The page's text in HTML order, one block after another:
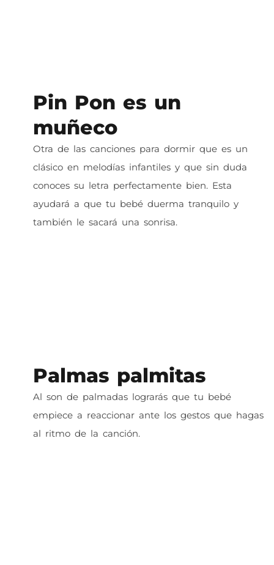
Pin Pon es un
muñeco
Otra de las canciones para dormir que es un
clásico en melodías infantiles y que sin duda
conoces su letra perfectamente bien. Esta
ayudará a que tu bebé duerma tranquilo y
también le sacará una sonrisa.
Palmas palmitas
Al son de palmadas lograrás que tu bebé
empiece a reaccionar ante los gestos que hagas
al ritmo de la canción.